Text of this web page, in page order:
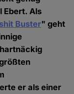
Ebert. Als
Buster" geht
er als einer